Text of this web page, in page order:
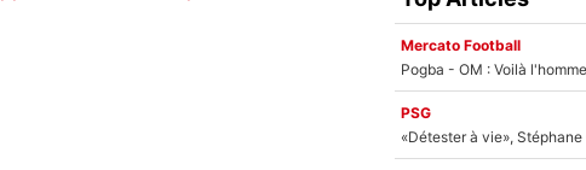
Mercato Football
Pogba - OM : Voilà
PSG